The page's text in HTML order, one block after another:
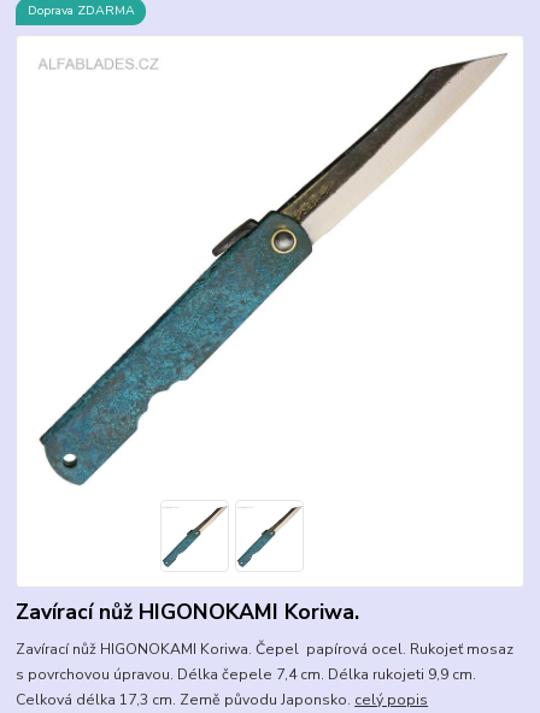
Doprava ZDARMA
Zavírací nůž HIGONOKAMI Koriwa.
Zavírací nůž HIGONOKAMI Koriwa. Čepel papírová ocel. Rukojeť mosaz
s povrchovou úpravou. Délka čepele 7,4 cm. Délka rukojeti 9,9 cm.
Celková délka 17,3 cm. Země původu Japonsko. celý popis